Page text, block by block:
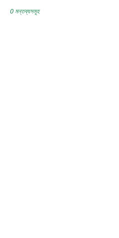
0 মন্তব্যসমূহ